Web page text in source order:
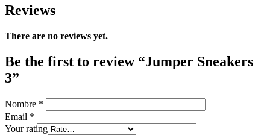
Reviews
There are no reviews yet.
Be the first to review “Jumper Sneakers
3”
Nombre *
Email *
Your rating